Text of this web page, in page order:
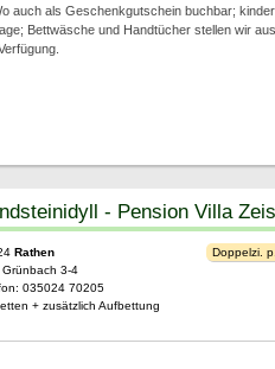
auch als Geschenkgutschein buchbar;
Bettwäsche und Handtücher stellen wir
- Pension Villa
Rathen
Grünbach 3-4
035024 70205
+ zusätzlich Aufbettung
Doppelzi.